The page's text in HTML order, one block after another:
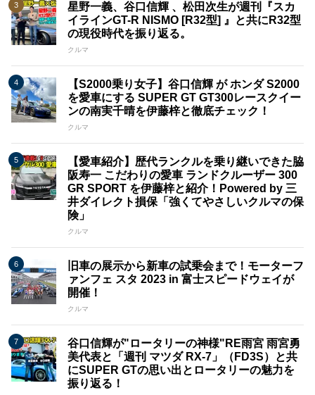
星野一義、谷口信輝 、松田次生が週刊『スカ
イラインGT-R NISMO [R32型] 』と共にR32型
の現役時代を振り返る。
クルマ
【S2000乗り女子】谷口信輝 が ホンダ S2000
を愛車にする SUPER GT GT300レースクイー
ンの南実千晴を伊藤梓と徹底チェック！
クルマ
【愛車紹介】歴代ランクルを乗り継いできた脇
阪寿一 こだわりの愛車 ランドクルーザー 300
GR SPORT を伊藤梓と紹介！Powered by 三
井ダイレクト損保「強くてやさしいクルマの保
険」
クルマ
旧車の展示から新車の試乗会まで！モーターフ
ァンフェ スタ 2023 in 富士スピードウェイが
開催！
クルマ
谷口信輝が"ロータリーの神様"RE雨宮 雨宮勇
美代表と「週刊 マツダ RX-7」（FD3S）と共
にSUPER GTの思い出とロータリーの魅力を
振り返る！